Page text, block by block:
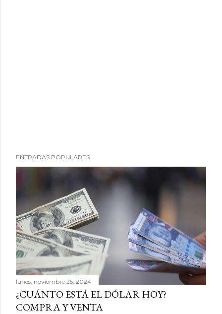
ENTRADAS POPULARES
lunes, noviembre 25, 2024
¿CUÁNTO ESTÁ EL DÓLAR HOY?
COMPRA Y VENTA